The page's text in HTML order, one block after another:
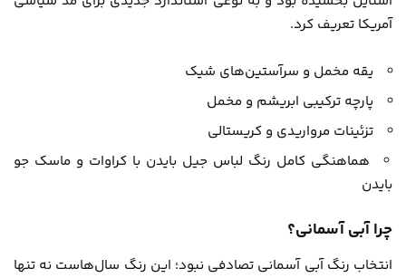
آمریکا تعریف کرد.
یقه مخمل و سرآستین‌های شیک
پارچه ترکیبی ابریشم و مخمل
تزئینات مرواریدی و کریستالی
هماهنگی کامل رنگ لباس جیل بایدن با کراوات و ماسک جو
بایدن
چرا آبی آسمانی؟
انتخاب رنگ آبی آسمانی تصادفی نبود؛ این رنگ سال‌هاست نه تنها